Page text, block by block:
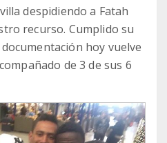
despidiendo a Fatah
recurso. Cumplido su
hoy vuelve
de 3 de sus 6